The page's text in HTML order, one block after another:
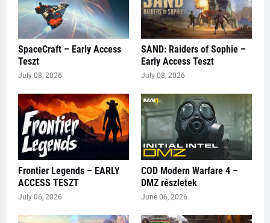
SpaceCraft – Early Access
Teszt
July 08, 2026
SAND: Raiders of Sophie –
Early Access Teszt
July 08, 2026
Frontier Legends – EARLY
ACCESS TESZT
July 06, 2026
COD Modern Warfare 4 –
DMZ részletek
June 06, 2026